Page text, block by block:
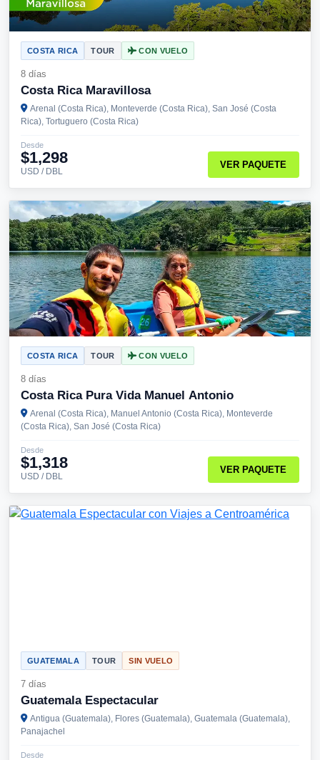
COSTA RICA TOUR CON VUELO
8 días
Costa Rica Maravillosa
Arenal (Costa Rica), Monteverde (Costa Rica), San José (Costa
Rica), Tortuguero (Costa Rica)
Desde
$1,298
USD / DBL
VER PAQUETE
COSTA RICA TOUR CON VUELO
8 días
Costa Rica Pura Vida Manuel Antonio
Arenal (Costa Rica), Manuel Antonio (Costa Rica), Monteverde
(Costa Rica), San José (Costa Rica)
Desde
$1,318
USD / DBL
VER PAQUETE
GUATEMALA TOUR SIN VUELO
7 días
Guatemala Espectacular
Antigua (Guatemala), Flores (Guatemala), Guatemala (Guatemala),
Panajachel
Desde